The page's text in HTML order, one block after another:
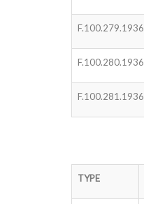
F.100.279.1936
F.100.280.1936
F.100.281.1936
TYPE